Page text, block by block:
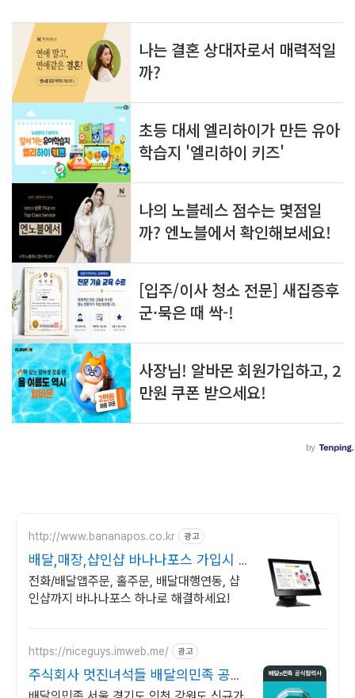
http://www.bananapos.co.kr 광고
배달,매장,샵인샵 바나나포스 가입시 1
개월 무료
전화/배달앱주문, 홀주문, 배달대행연동, 샵
인샵까지 바나나포스 하나로 해결하세요!
https://niceguys.imweb.me/ 광고
주식회사 멋진녀석들 배달의민족 공식
협력사